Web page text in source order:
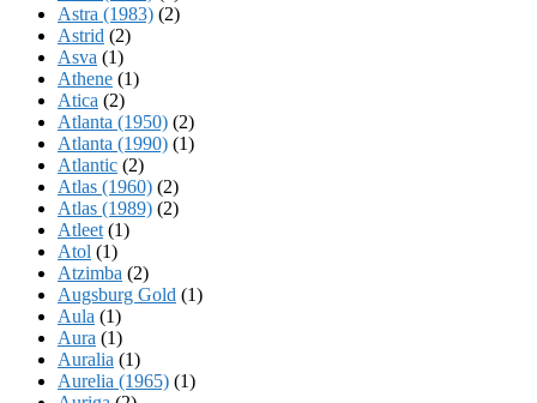
Astra (1983) (2)
Astrid (2)
Asva (1)
Athene (1)
Atica (2)
Atlanta (1950) (2)
Atlanta (1990) (1)
Atlantic (2)
Atlas (1960) (2)
Atlas (1989) (2)
Atleet (1)
Atol (1)
Atzimba (2)
Augsburg Gold (1)
Aula (1)
Aura (1)
Auralia (1)
Aurelia (1965) (1)